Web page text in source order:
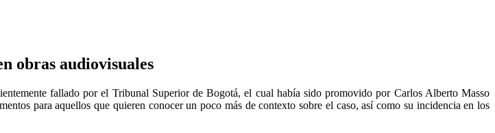
obras audiovisuales
fallado por el Tribunal Superior de Bogotá, el cual había sido promovido por Carlos Alberto Masso
para aquellos que quieren conocer un poco más de contexto sobre el caso, así como su incidencia en los